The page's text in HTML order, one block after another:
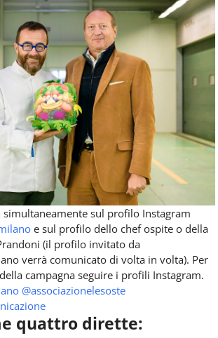
sul profilo Instagram
e sul profilo dello chef ospite o della
(il profilo invitato da
verrà comunicato di volta in volta). Per
campagna seguire i profili Instagram.
@associazionelesoste
quattro dirette: